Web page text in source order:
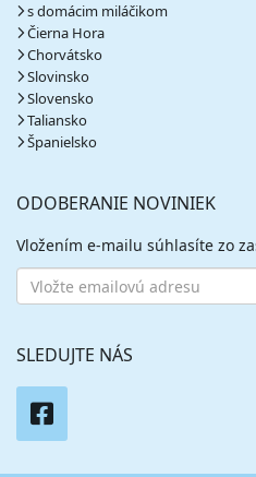
s domácim miláčikom
Čierna Hora
Chorvátsko
Slovinsko
Slovensko
Taliansko
Španielsko
ODOBERANIE NOVINIEK
Vložením e-mailu súhlasíte zo
SLEDUJTE NÁS